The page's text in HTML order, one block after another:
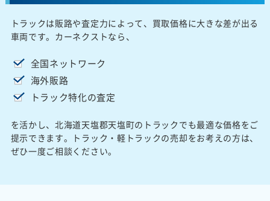
トラックは販路や査定力によって、買取価格に大きな差が出る
車両です。カーネクストなら、
全国ネットワーク
海外販路
トラック特化の査定
を活かし、北海道天塩郡天塩町のトラックでも最適な価格をご
提示できます。トラック・軽トラックの売却をお考えの方は、
ぜひ一度ご相談ください。